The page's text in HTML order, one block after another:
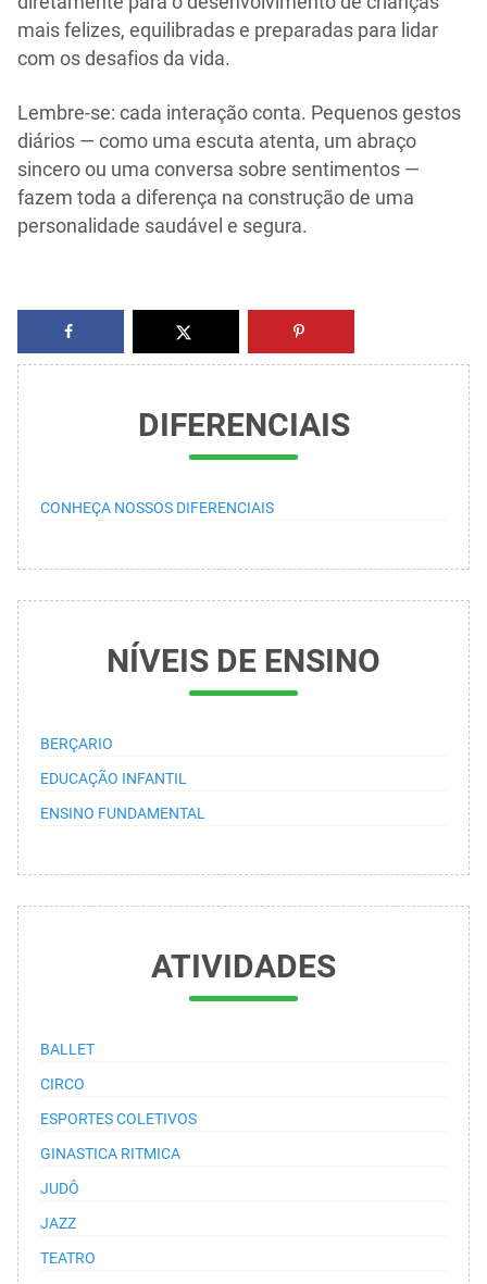
mais felizes, equilibradas e preparadas para lidar
com os desafios da vida.
Lembre-se: cada interação conta. Pequenos gestos
diários — como uma escuta atenta, um abraço
sincero ou uma conversa sobre sentimentos —
fazem toda a diferença na construção de uma
personalidade saudável e segura.
DIFERENCIAIS
CONHEÇA NOSSOS DIFERENCIAIS
NÍVEIS DE ENSINO
BERÇARIO
EDUCAÇÃO INFANTIL
ENSINO FUNDAMENTAL
ATIVIDADES
BALLET
CIRCO
ESPORTES COLETIVOS
GINASTICA RITMICA
JUDÔ
JAZZ
TEATRO